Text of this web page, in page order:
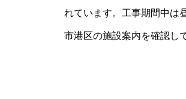
れています。工事期間中は
市港区の施設案内を確認し